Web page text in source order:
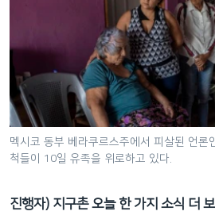
멕시코 동부 베라쿠르스주에서 피살된 언론
척들이 10일 유족을 위로하고 있다.
진행자) 지구촌 오늘 한 가지 소식 더